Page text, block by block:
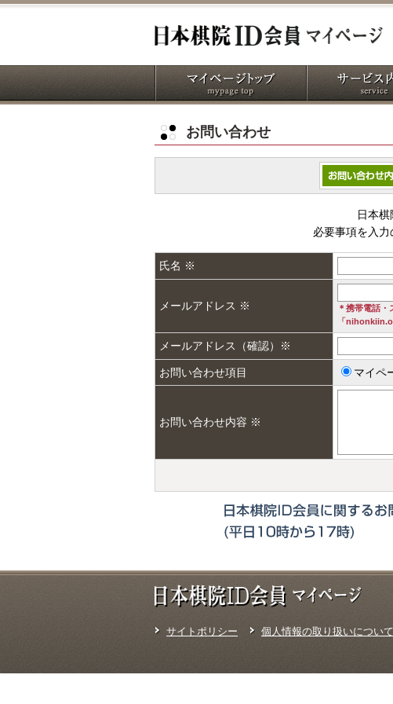
お問い合わせ
日本
必要事項を入
氏名 ※
メールアドレス ※
＊携帯電話
「
メールアドレス（確認）※
お問い合わせ項目 マイペ
お問い合わせ内容 ※
サイトポリシー 個人情報の取り扱いについて